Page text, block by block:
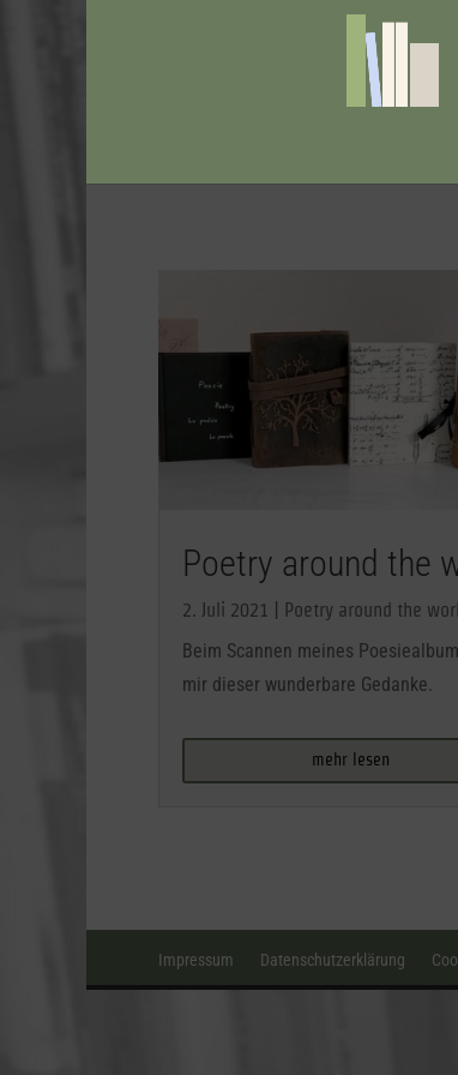
Poetry around the
2. Juli 2021 Poetry around the
Beim Scannen meines
mir dieser wunderbare Gedanke.
mehr lesen
Impressum Datenschutzerklärung